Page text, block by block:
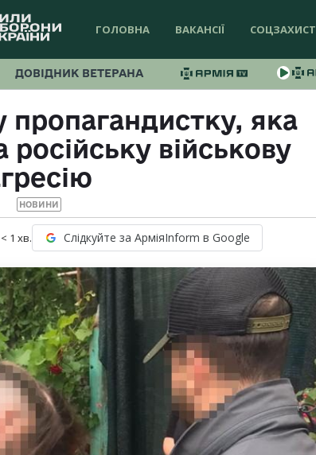
ГОЛОВНА ВАКАНСІЇ СОЦЗАХИСТ
ДОВІДНИК ВЕТЕРАНА
яка
військову
НОВИНИ
< 1 хв. Слідкуйте за АрміяInform в Google